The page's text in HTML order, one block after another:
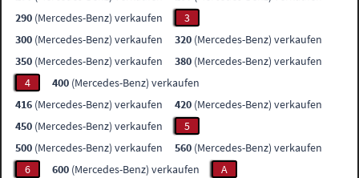
290 (Mercedes-Benz) verkaufen
3
300 (Mercedes-Benz) verkaufen 320 (Mercedes-Benz) verkaufen
350 (Mercedes-Benz) verkaufen 380 (Mercedes-Benz) verkaufen
4
400 (Mercedes-Benz) verkaufen
416 (Mercedes-Benz) verkaufen 420 (Mercedes-Benz) verkaufen
450 (Mercedes-Benz) verkaufen
5
500 (Mercedes-Benz) verkaufen 560 (Mercedes-Benz) verkaufen
6
600 (Mercedes-Benz) verkaufen
A